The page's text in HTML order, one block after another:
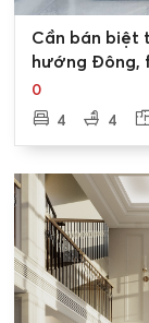
Cần bán biệt
hướng Đông,
0
4
4